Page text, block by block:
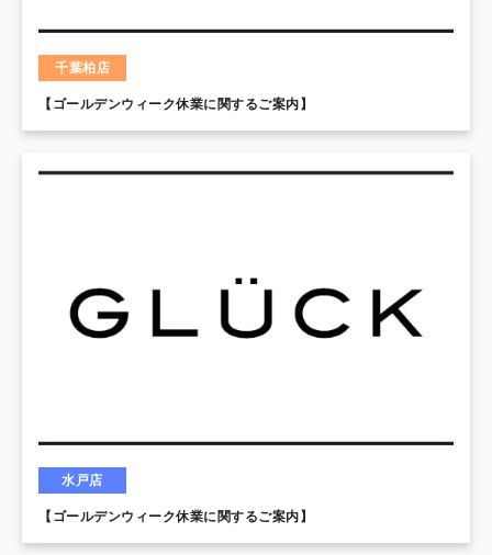
千葉柏店
【ゴールデンウィーク休業に関するご案内】
水戸店
【ゴールデンウィーク休業に関するご案内】